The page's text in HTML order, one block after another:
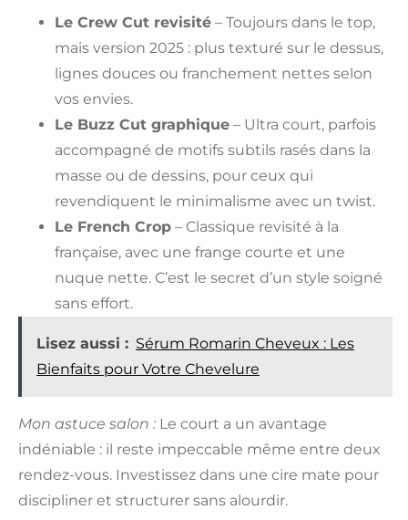
Le Crew Cut revisité – Toujours dans le top,
mais version 2025 : plus texturé sur le dessus,
lignes douces ou franchement nettes selon
vos envies.
Le Buzz Cut graphique – Ultra court, parfois
accompagné de motifs subtils rasés dans la
masse ou de dessins, pour ceux qui
revendiquent le minimalisme avec un twist.
Le French Crop – Classique revisité à la
française, avec une frange courte et une
nuque nette. C’est le secret d’un style soigné
sans effort.
Lisez aussi : Sérum Romarin Cheveux : Les
Bienfaits pour Votre Chevelure
Mon astuce salon : Le court a un avantage
indéniable : il reste impeccable même entre deux
rendez-vous. Investissez dans une cire mate pour
discipliner et structurer sans alourdir.